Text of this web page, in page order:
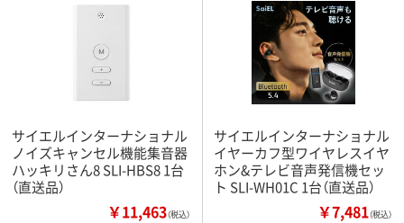
サイエルインターナショナル
ノイズキャンセル機能集音器
ハッキリさん8 SLI-HBS8 1台
（直送品）
￥11,463（税込）
サイエルインターナショナル
イヤーカフ型ワイヤレスイヤ
ホン&テレビ音声発信機セッ
ト SLI-WH01C 1台（直送品）
￥7,481（税込）